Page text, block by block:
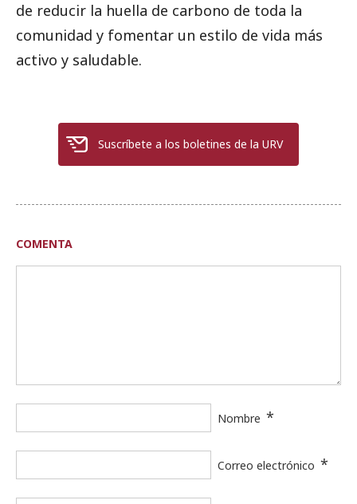
de reducir la huella de carbono de toda la
comunidad y fomentar un estilo de vida más
activo y saludable.
Suscríbete a los boletines de la URV
COMENTA
Nombre *
Correo electrónico *